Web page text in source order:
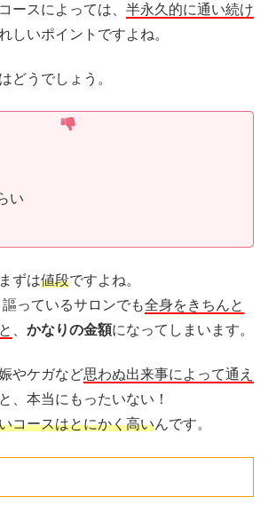
ースによっては、 半永久的に通い続け
しいポイントですよね。
はどうでしょう。
い
ずは値段ですよね。
謳っているサロンでも全身をきちんと
かなりの金額になってしまいます。
やケガなど思わぬ出来事によって通え
と、本当にもったいない！
コースはとにかく高いんです。